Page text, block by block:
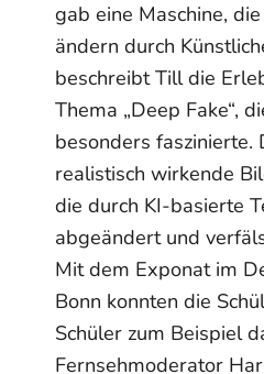
gab eine Maschine,
ändern durch
beschreibt Till die
Thema „Deep Fake“,
besonders faszinierte.
realistisch wirkende
die durch KI-basierte
abgeändert und
Mit dem Exponat im
Bonn konnten die
Schüler zum Beispiel
Fernsehmoderator